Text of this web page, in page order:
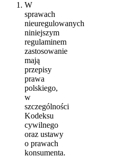
W
sprawach
nieuregulowanych
niniejszym
regulaminem
zastosowanie
mają
przepisy
prawa
polskiego,
w
szczególności
Kodeksu
cywilnego
oraz ustawy
o prawach
konsumenta.